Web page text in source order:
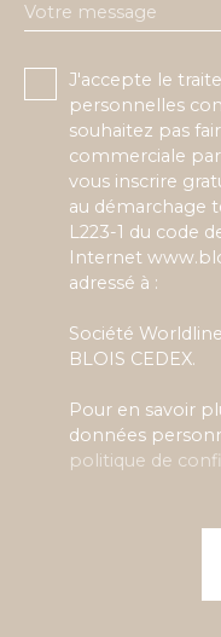
Votre message
J'accepte le
personnelles
souhaitez pas
commerciale
vous inscrire
au démarchage
L223-1 du code
Internet
adressé à :
Société
BLOIS CEDEX.
Pour en savoir
données
politique de